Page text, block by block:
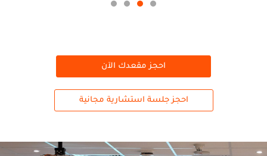
احجز مقعدك الآن
احجز جلسة استشارية مجانية